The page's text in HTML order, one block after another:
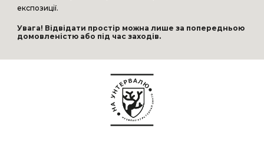
експозиції.
Увага! Відвідати простір можна лише за попередньою
домовленістю або під час заходів.